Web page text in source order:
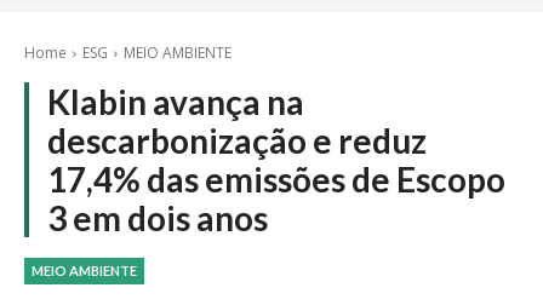
Home ESG MEIO AMBIENTE
Klabin avança na
descarbonização e reduz
17,4% das emissões de Escopo
3 em dois anos
MEIO AMBIENTE